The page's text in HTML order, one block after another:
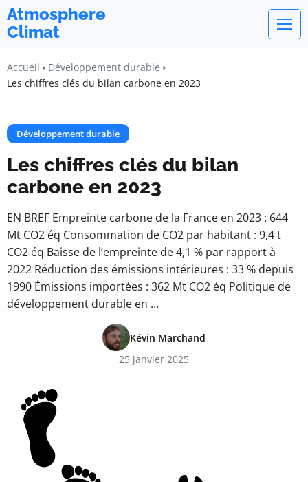
Atmosphere
Climat
Accueil
Développement durable
Les chiffres clés du bilan carbone en 2023
Développement durable
Les chiffres clés du bilan
carbone en 2023
EN BREF Empreinte carbone de la France en 2023 : 644
Mt CO2 éq Consommation de CO2 par habitant : 9,4 t
CO2 éq Baisse de l’empreinte de 4,1 % par rapport à
2022 Réduction des émissions intérieures : 33 % depuis
1990 Émissions importées : 362 Mt CO2 éq Politique de
développement durable en …
Kévin Marchand
25 janvier 2025